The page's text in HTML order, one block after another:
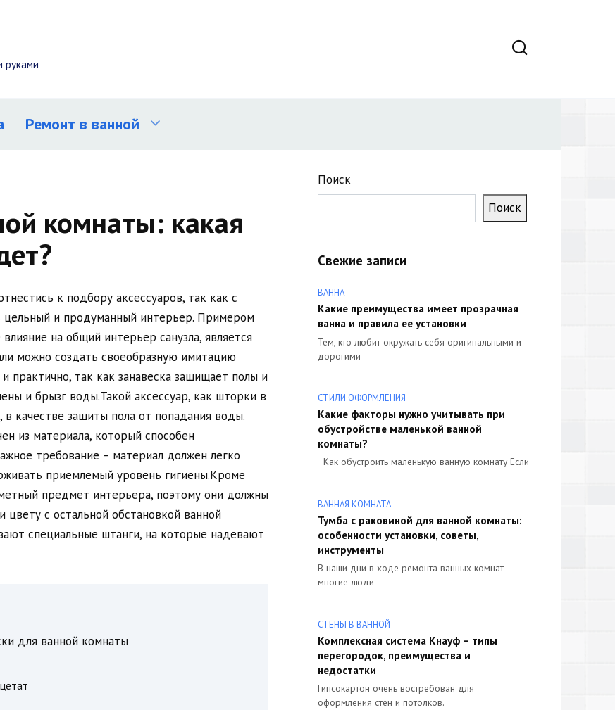
руками
Ремонт в ванной
комнаты: какая
к подбору аксессуаров, так как с
и продуманный интерьер. Примером
на общий интерьер санузла, является
можно создать своеобразную имитацию
практично, так как занавеска защищает полы и
и брызг воды.Такой аксессуар, как шторки в
качестве защиты пола от попадания воды.
из материала, который способен
требование – материал должен легко
приемлемый уровень гигиены.Кроме
предмет интерьера, поэтому они должны
с остальной обстановкой ванной
специальные штанги, на которые надевают
для ванной комнаты
Поиск
Поиск
Свежие записи
ВАННА
Какие преимущества имеет прозрачная
ванна и правила ее установки
Тем, кто любит окружать себя оригинальными и
дорогими
СТИЛИ ОФОРМЛЕНИЯ
Какие факторы нужно учитывать при
обустройстве маленькой ванной
комнаты?
Как обустроить маленькую ванную комнату Если
ВАННАЯ КОМНАТА
Тумба с раковиной для ванной комнаты:
особенности установки, советы,
инструменты
В наши дни в ходе ремонта ванных комнат
многие люди
СТЕНЫ В ВАННОЙ
Комплексная система Кнауф – типы
перегородок, преимущества и
недостатки
Гипсокартон очень востребован для
оформления стен и потолков.